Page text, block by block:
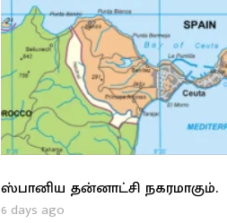
ஸ்பானிய தன்னாட்சி நகரமாகும்.
6 days ago